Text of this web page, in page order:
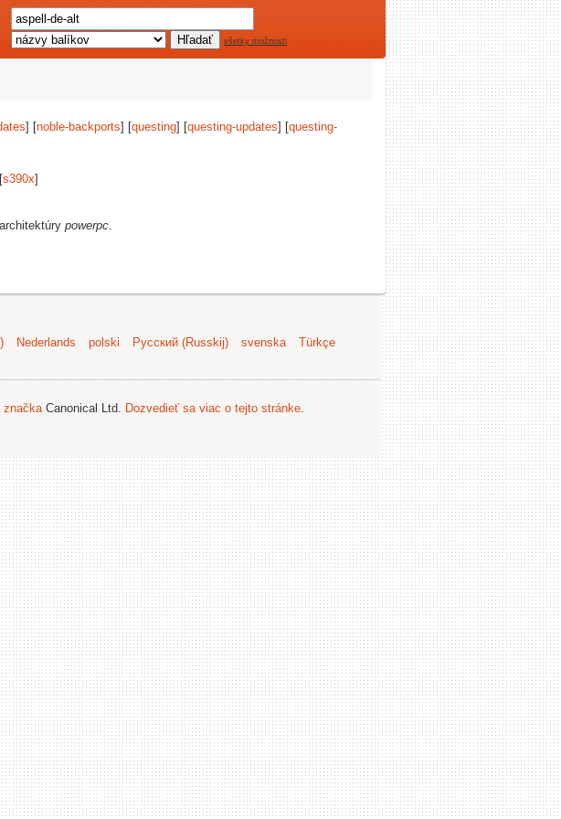
všetky možnosti
] [noble-backports] [questing] [questing-updates] [questing-
s390x]
powerpc.
Nederlands polski Русский (Russkij) svenska
Türkçe
značkaCanonical Ltd. Dozvedieť sa viac o tejto stránke.